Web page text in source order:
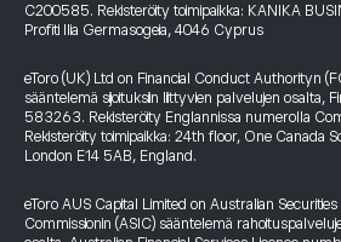
C200585. Rekisteröity toimipaikka: KANIKA
Profiti Ilia Germasogeia, 4046 Cyprus
eToro (UK) Ltd on Financial Conduct Authorityn
sääntelemä sijoituksiin liittyvien palvelujen osalta,
583263. Rekisteröity Englannissa numerolla
Rekisteröity toimipaikka: 24th floor, One Canada
London E14 5AB, England.
eToro AUS Capital Limited on Australian
Commissionin (ASIC) sääntelemä